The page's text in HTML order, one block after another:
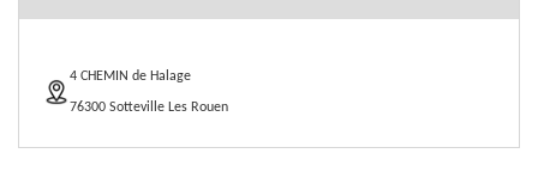
4 CHEMIN de Halage
76300 Sotteville Les Rouen